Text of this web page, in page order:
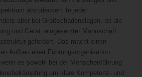
abzudecken. In jeder
aber bei Großschadenslagen, ist die
und Gerät, eingesetzter Mannschaft
gefordert. Das macht einen
Aufbau einer Führungsorganisation
es sowohl bei der Menschenführung
um klare Kompetenz- und